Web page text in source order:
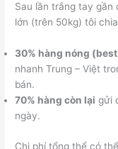
Sau lần trắng tay gần
lớn (trên 50kg) tôi
30% hàng nóng
nhanh Trung – Việt
bán.
70% hàng còn lại gửi
ngày.
Chi phí tổng thể có